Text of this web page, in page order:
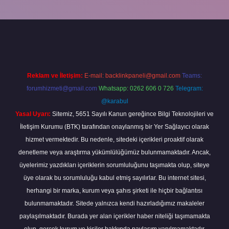
Reklam ve İletişim: E-mail: backlinkpaneli@gmail.com Teams:
forumhizmeti@gmail.com Whatsapp: 0262 606 0 726 Telegram:
@karabul
Yasal Uyarı: Sitemiz, 5651 Sayılı Kanun gereğince Bilgi Teknolojileri ve
İletişim Kurumu (BTK) tarafından onaylanmış bir Yer Sağlayıcı olarak
hizmet vermektedir. Bu nedenle, sitedeki içerikleri proaktif olarak
denetleme veya araştırma yükümlülüğümüz bulunmamaktadır. Ancak,
üyelerimiz yazdıkları içeriklerin sorumluluğunu taşımakta olup, siteye
üye olarak bu sorumluluğu kabul etmiş sayılırlar. Bu internet sitesi,
herhangi bir marka, kurum veya şahıs şirketi ile hiçbir bağlantısı
bulunmamaktadır. Sitede yalnızca kendi hazırladığımız makaleler
paylaşılmaktadır. Burada yer alan içerikler haber niteliği taşımamakta